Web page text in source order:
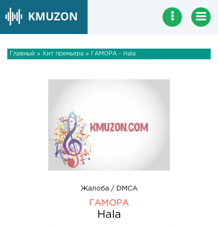
Главный » Хит премьера » ГАМОРА - Hala
Жалоба / DMCA
ГАМОРА
Hala